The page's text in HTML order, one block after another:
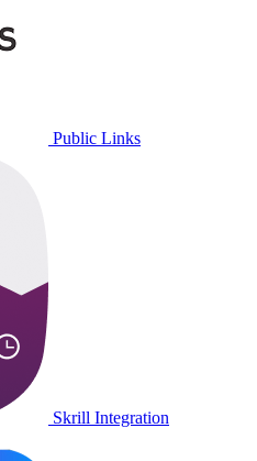
Public Links
Skrill Integration